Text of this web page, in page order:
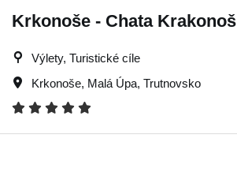
Krkonoše - Chata Krakonoš
Výlety, Turistické cíle
Krkonoše, Malá Úpa, Trutnovsko